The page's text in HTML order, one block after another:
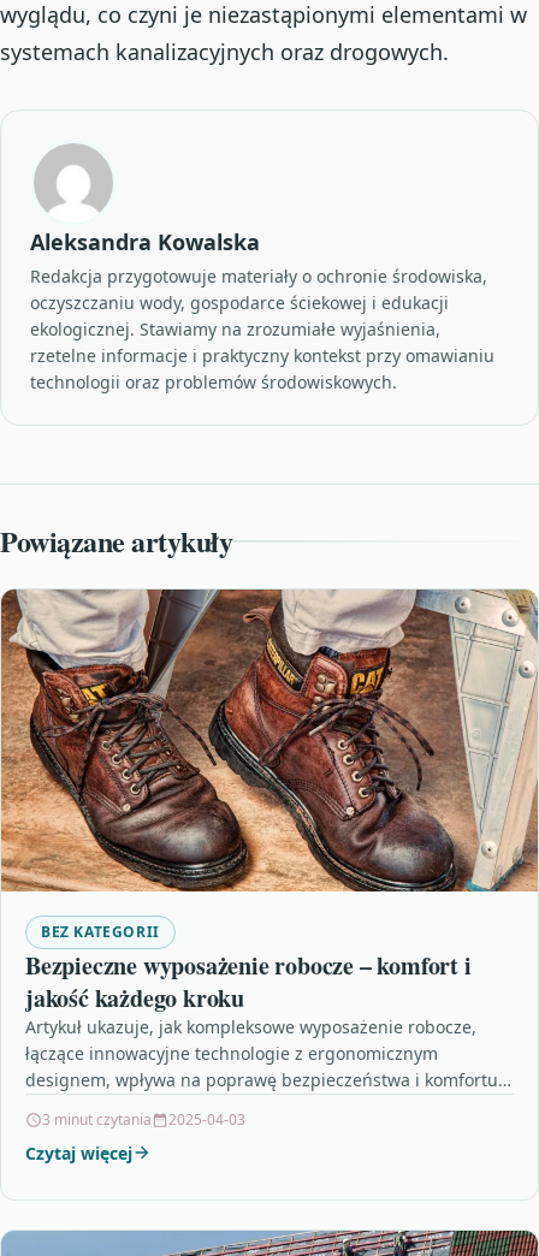
wyglądu, co czyni je niezastąpionymi elementami w
systemach kanalizacyjnych oraz drogowych.
Aleksandra Kowalska
Redakcja przygotowuje materiały o ochronie środowiska,
oczyszczaniu wody, gospodarce ściekowej i edukacji
ekologicznej. Stawiamy na zrozumiałe wyjaśnienia,
rzetelne informacje i praktyczny kontekst przy omawianiu
technologii oraz problemów środowiskowych.
Powiązane artykuły
BEZ KATEGORII
Bezpieczne wyposażenie robocze – komfort i
jakość każdego kroku
Artykuł ukazuje, jak kompleksowe wyposażenie robocze,
łączące innowacyjne technologie z ergonomicznym
designem, wpływa na poprawę bezpieczeństwa i komfortu
3 minut czytania 2025-04-03
Czytaj więcej